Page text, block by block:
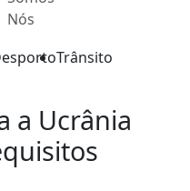
Nós
Trânsito
a Ucrânia